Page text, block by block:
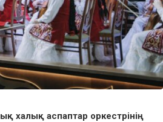
халық аспаптар оркестрінің